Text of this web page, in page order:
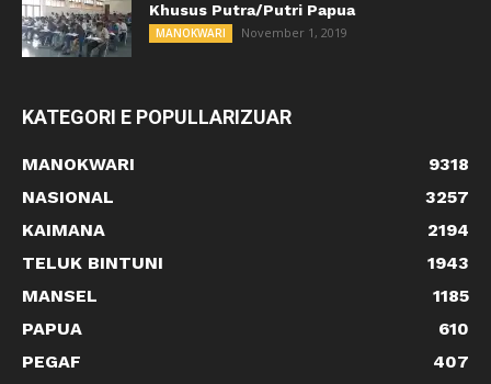
Khusus Putra/Putri Papua
MANOKWARI November 1, 2019
KATEGORI E POPULLARIZUAR
MANOKWARI
9318
NASIONAL
3257
KAIMANA
2194
TELUK BINTUNI
1943
MANSEL
1185
PAPUA
610
PEGAF
407